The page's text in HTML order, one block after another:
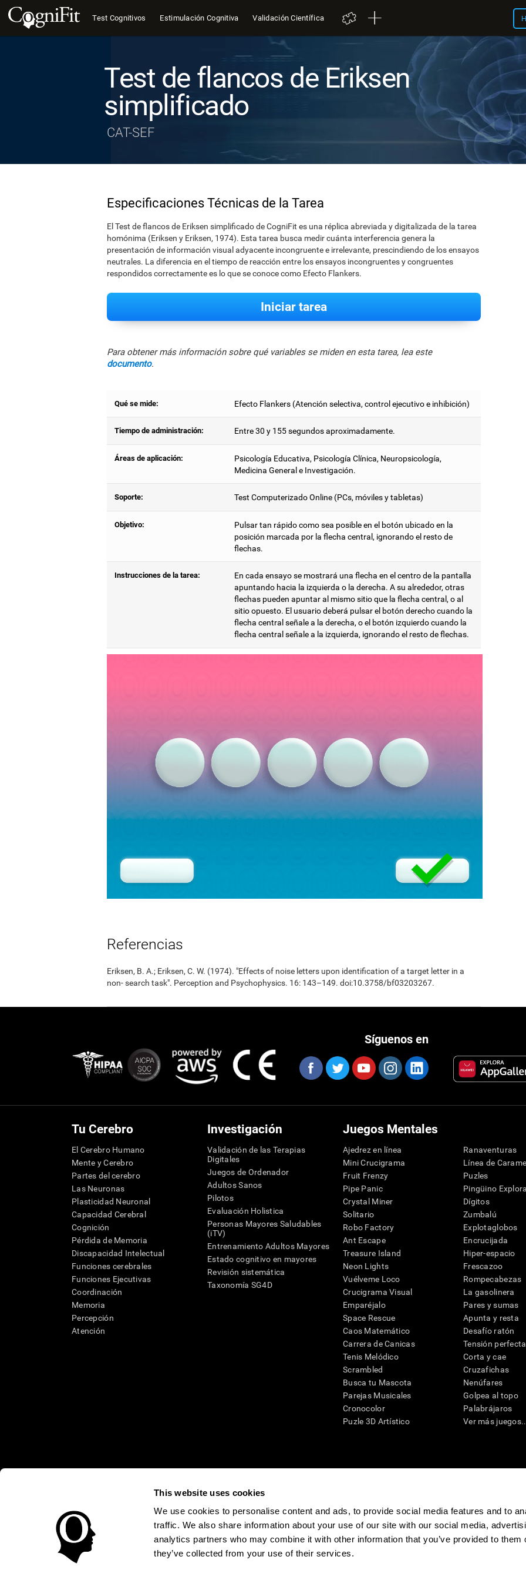
This website uses cookies
We use cookies to personalise content and ads, to provide social media features and to
traffic. We also share information about your use of our site with our social media,
analytics partners who may combine it with other information that you’ve provided to them
they’ve collected from your use of their services.
Test Cognitivos Estimulación Cognitiva Validación Científica
Test de flancos de Eriksen
simplificado
CAT-SEF
Especificaciones Técnicas de la Tarea
El Test de flancos de Eriksen simplificado de CogniFit es una réplica abreviada y digitalizada de la tarea
homónima (Eriksen y Eriksen, 1974). Esta tarea busca medir cuánta interferencia genera la
presentación de información visual adyacente incongruente e irrelevante, prescindiendo de los ensayos
neutrales. La diferencia en el tiempo de reacción entre los ensayos incongruentes y congruentes
respondidos correctamente es lo que se conoce como Efecto Flankers.
Iniciar tarea
Para obtener más información sobre qué variables se miden en esta tarea, lea este
documento.
Qué se mide: Efecto Flankers (Atención selectiva, control ejecutivo e inhibición)
Tiempo de administración: Entre 30 y 155 segundos aproximadamente.
Áreas de aplicación:
Psicología Educativa, Psicología Clínica, Neuropsicología,
Medicina General e Investigación.
Soporte: Test Computerizado Online (PCs, móviles y tabletas)
Objetivo:
Pulsar tan rápido como sea posible en el botón ubicado en la
posición marcada por la flecha central, ignorando el resto de
flechas.
Instrucciones de la tarea:
En cada ensayo se mostrará una flecha en el centro de la pantalla
apuntando hacia la izquierda o la derecha. A su alrededor, otras
flechas pueden apuntar al mismo sitio que la flecha central, o al
sitio opuesto. El usuario deberá pulsar el botón derecho cuando la
flecha central señale a la derecha, o el botón izquierdo cuando la
flecha central señale a la izquierda, ignorando el resto de flechas.
Referencias
Eriksen, B. A.; Eriksen, C. W. (1974). "Effects of noise letters upon identification of a target letter in a
non- search task". Perception and Psychophysics. 16: 143–149. doi:10.3758/bf03203267.
Síguenos en
Tu Cerebro
El Cerebro Humano
Mente y Cerebro
Partes del cerebro
Las Neuronas
Plasticidad Neuronal
Capacidad Cerebral
Cognición
Pérdida de Memoria
Discapacidad Intelectual
Funciones cerebrales
Funciones Ejecutivas
Coordinación
Memoria
Percepción
Atención
Investigación
Validación de las Terapias
Digitales
Juegos de Ordenador
Adultos Sanos
Pilotos
Evaluación Holistica
Personas Mayores Saludables
(iTV)
Entrenamiento Adultos Mayores
Estado cognitivo en mayores
Revisión sistemática
Taxonomía SG4D
Juegos Mentales
Ajedrez en línea
Mini Crucigrama
Fruit Frenzy
Pipe Panic
Crystal Miner
Solitario
Robo Factory
Ant Escape
Treasure Island
Neon Lights
Vuélveme Loco
Crucigrama Visual
Emparéjalo
Space Rescue
Caos Matemático
Carrera de Canicas
Tenis Melódico
Scrambled
Busca tu Mascota
Parejas Musicales
Cronocolor
Puzle 3D Artístico
Ranaventuras
Línea de
Puzles
Pingüino
Dígitos
Zumbalú
Explotaglobos
Encrucijada
Hiper-espacio
Frescazoo
Rompecabezas
La gasolinera
Pares y sumas
Apunta y resta
Desafío ratón
Tensión perfecta
Corta y cae
Cruzafichas
Nenúfares
Golpea al topo
Palabrájaros
Ver más
* Las evaluaciones de CogniFit están diseñadas para detectar alteraciones y deterioro cognitivo con el fin de ofrecer a un médico información pertinente
clínico, los resultados de CogniFit (cuando son interpretados por un profesional de la salud cualificado), se pueden utilizar como ayuda para determinar si
neuropsicológica (por ejemplo, un examen neuropsicológico completo). CogniFit no ofrece directamente un diagnóstico médico de ningún tipo. Un
puede ser realizada por un médico o psicólogo cualificado teniendo en cuenta una amplia gama de posibles factores. De acuerdo al uso indicado,
un dispositivo médico certicado por la FDA. El producto puede ser utilizado para estudios de investigación en cualquier campo de investigación
uso del producto debe hacerse en los sujetos humanos apropiados conforme al procedimiento dictado por el centro de investigación y será una
sujeto humano nunca no podrán ser, en ningún caso, inferiores a las requeridas para cualquier sujeto de investigación en virtud de lo dispuesto en la